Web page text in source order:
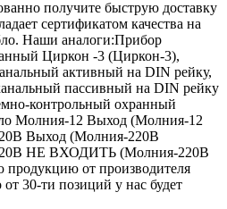
получите быструю доставку
сертификатом качества на
Наши аналоги:Прибор
Циркон -3 (Циркон-3),
активный на DIN рейку,
пассивный на DIN рейку
контрольный охранный
Молния-12 Выход (Молния-12
Выход (Молния-220В
НЕ ВХОДИТЬ (Молния-220В
от производителя
30-ти позиций у нас будет